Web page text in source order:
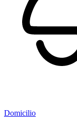
Domicilio